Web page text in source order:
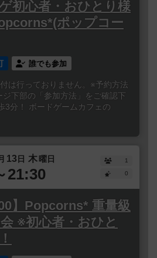
初心者・おひとり様
ポップコー
誰でも参加
は行っておりません。※予約方法
下部の「参加方法」をご確認下
3分！ ボードゲームカフェの
13日 木曜日
21:30
1
0
】Popcorns* 重量級
※初心者・おひと